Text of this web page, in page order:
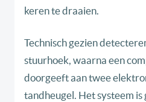
keren te draaien.
Technisch gezien
stuurhoek, waarna een
doorgeeft aan twee
tandheugel. Het systeem